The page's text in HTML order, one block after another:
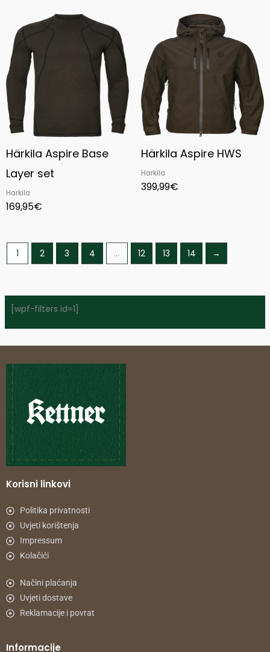
[wpf-filters id=1]
Härkila Aspire Base
Layer set
Harkila
169,95€
Härkila Aspire HWS
Harkila
399,99€
1 2 3 4 … 12 13 14 →
Korisni linkovi
Politika privatnosti
Uvjeti korištenja
Impressum
Kolačići
Načini plaćanja
Uvjeti dostave
Reklamacije i povrat
Informacije